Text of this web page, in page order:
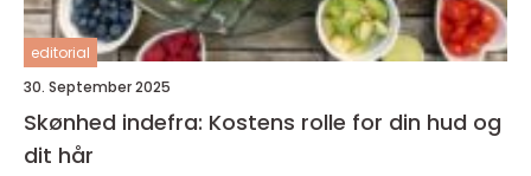
editorial
30. September 2025
Skønhed indefra: Kostens rolle for din hud og
dit hår